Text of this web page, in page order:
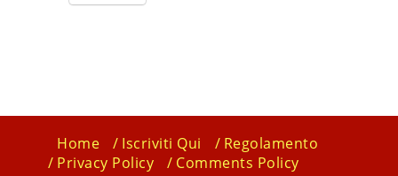
Home Iscriviti Qui
Regolamento
Privacy Policy
Comments Policy